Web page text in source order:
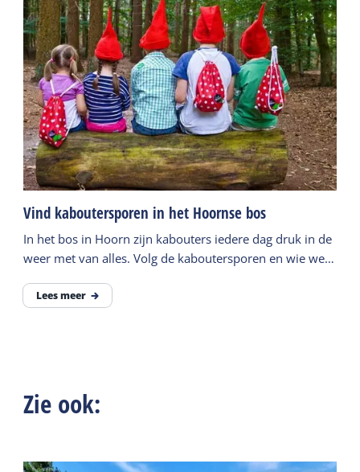
Vind kaboutersporen in het Hoornse bos
In het bos in Hoorn zijn kabouters iedere dag druk in de
weer met van alles. Volg de kaboutersporen en wie weet
Lees meer
Zie ook: